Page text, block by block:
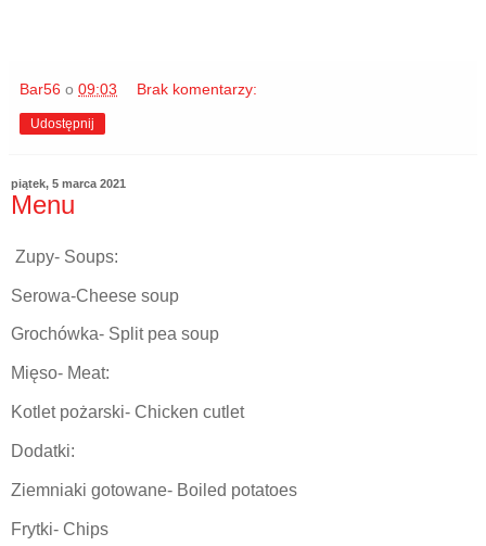
Bar56 o 09:03 Brak komentarzy:
Udostępnij
piątek, 5 marca 2021
Menu
Zupy- Soups:
Serowa-Cheese soup
Grochówka- Split pea soup
Mięso- Meat:
Kotlet pożarski- Chicken cutlet
Dodatki:
Ziemniaki gotowane- Boiled potatoes
Frytki- Chips